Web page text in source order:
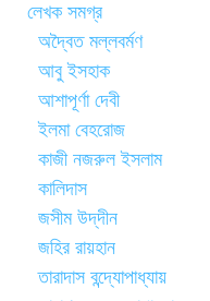
লেখক সমগ্র
অদ্বৈত মল্লবর্মণ
আবু ইসহাক
আশাপূর্ণা দেবী
ইলমা বেহরোজ
কাজী নজরুল ইসলাম
কালিদাস
জসীম উদ্‌দীন
জহির রায়হান
তারাদাস বন্দ্যোপাধ্যায়